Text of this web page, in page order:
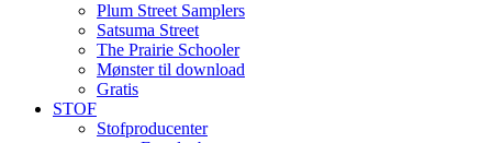
Plum Street Samplers
Satsuma Street
The Prairie Schooler
Mønster til download
Gratis
STOF
Stofproducenter